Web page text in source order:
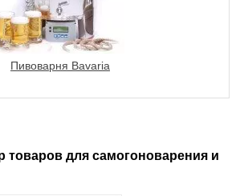
Пивоварня Bavaria
для самогоноварения и